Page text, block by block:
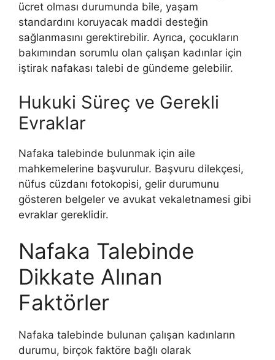
ücret olması durumunda bile, yaşam
standardını koruyacak maddi desteğin
sağlanmasını gerektirebilir. Ayrıca, çocukların
bakımından sorumlu olan çalışan kadınlar için
iştirak nafakası talebi de gündeme gelebilir​​.
Hukuki Süreç ve Gerekli
Evraklar
Nafaka talebinde bulunmak için aile
mahkemelerine başvurulur. Başvuru dilekçesi,
nüfus cüzdanı fotokopisi, gelir durumunu
gösteren belgeler ve avukat vekaletnamesi gibi
evraklar gereklidir​​.
Nafaka Talebinde
Dikkate Alınan
Faktörler
Nafaka talebinde bulunan çalışan kadınların
durumu, birçok faktöre bağlı olarak